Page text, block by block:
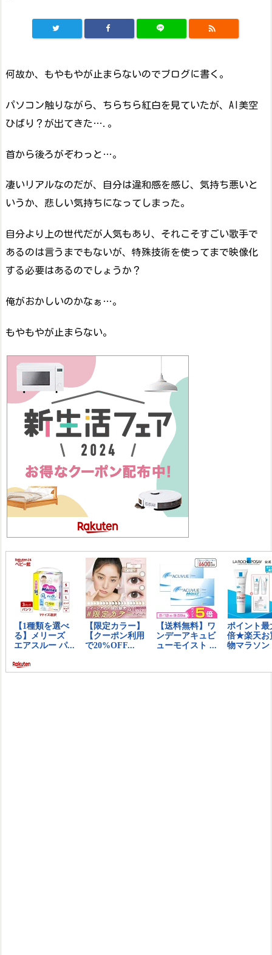

何故か、もやもやが止まらないのでブログに書く。
パソコン触りながら、ちらちら紅白を見ていたが、AI美空
ひばり？が出てきた….。
首から後ろがぞわっと…。
凄いリアルなのだが、自分は違和感を感じ、気持ち悪いと
いうか、悲しい気持ちになってしまった。
自分より上の世代だが人気もあり、それこそすごい歌手で
あるのは言うまでもないが、特殊技術を使ってまで映像化
する必要はあるのでしょうか？
俺がおかしいのかなぁ…。
もやもやが止まらない。